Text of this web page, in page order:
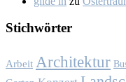
Stich­wör­ter
Arbeit Architektur